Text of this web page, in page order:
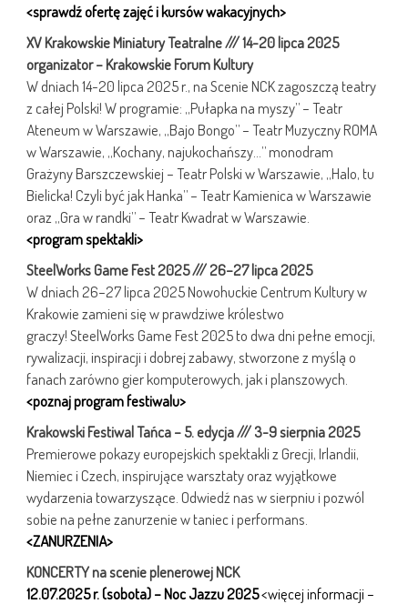
<sprawdź ofertę zajęć i kursów wakacyjnych>
XV Krakowskie Miniatury Teatralne /// 14-20 lipca 2025
organizator – Krakowskie Forum Kultury
W dniach 14-20 lipca 2025 r., na Scenie NCK zagoszczą teatry
z całej Polski! W programie: „Pułapka na myszy” – Teatr
Ateneum w Warszawie, „Bajo Bongo” – Teatr Muzyczny ROMA
w Warszawie, „Kochany, najukochańszy…” monodram
Grażyny Barszczewskiej – Teatr Polski w Warszawie, „Halo, tu
Bielicka! Czyli być jak Hanka” – Teatr Kamienica w Warszawie
oraz „Gra w randki” – Teatr Kwadrat w Warszawie.
<program spektakli>
SteelWorks Game Fest 2025 /// 26–27 lipca 2025
W dniach 26–27 lipca 2025 Nowohuckie Centrum Kultury w
Krakowie zamieni się w prawdziwe królestwo
graczy! SteelWorks Game Fest 2025 to dwa dni pełne emocji,
rywalizacji, inspiracji i dobrej zabawy, stworzone z myślą o
fanach zarówno gier komputerowych, jak i planszowych.
<poznaj program festiwalu>
Krakowski Festiwal Tańca – 5. edycja /// 3-9 sierpnia 2025
Premierowe pokazy europejskich spektakli z Grecji, Irlandii,
Niemiec i Czech, inspirujące warsztaty oraz wyjątkowe
wydarzenia towarzyszące. Odwiedź nas w sierpniu i pozwól
sobie na pełne zanurzenie w taniec i performans.
<ZANURZENIA>
KONCERTY na scenie plenerowej NCK
12.07.2025 r. (sobota) – Noc Jazzu 2025<więcej informacji –